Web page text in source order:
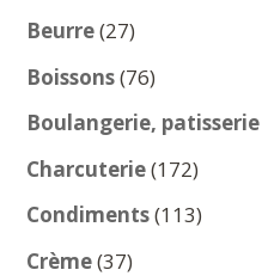
Beurre 2727
produits
Boissons 7676
produits
Boulangerie, patisserie
Charcuterie 172172
produits
Condiments 113113
Crème 3737